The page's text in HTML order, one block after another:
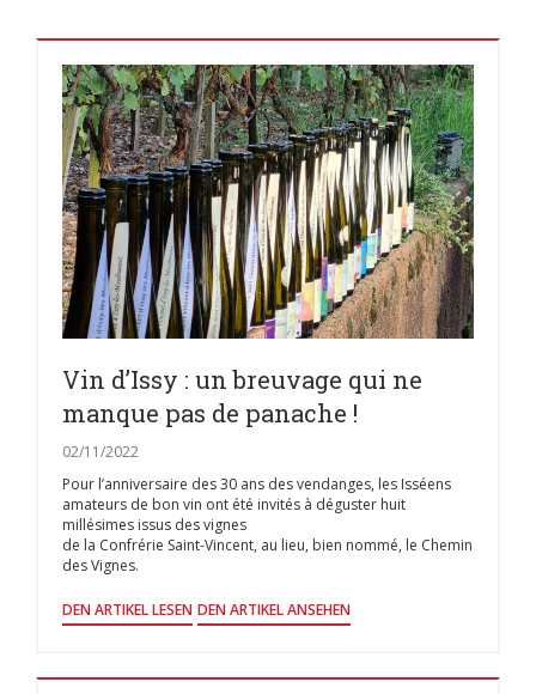
Vin d’Issy : un breuvage qui ne
manque pas de panache !
02/11/2022
Pour l’anniversaire des 30 ans des vendanges, les Isséens
amateurs de bon vin ont été invités à déguster huit
millésimes issus des vignes
de la Confrérie Saint-Vincent, au lieu, bien nommé, le Chemin
des Vignes.
DEN ARTIKEL LESEN((ÖFFNET EIN NEUES FENSTER))
DEN ARTIKEL ANSEHEN((ÖFFNET EIN NEUES